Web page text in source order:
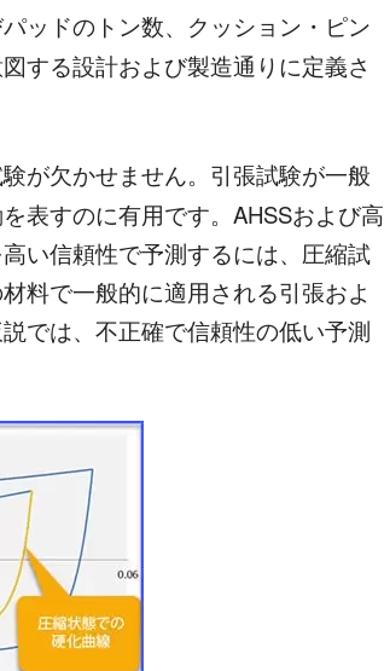
ッドのトン数、クッション・ピン
する設計および製造通りに定義さ
が欠かせません。引張試験が一般
表すのに有用です。AHSSおよび高
い信頼性で予測するには、圧縮試
料で一般的に適用される引張およ
では、不正確で信頼性の低い予測